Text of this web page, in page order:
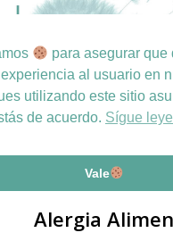
Alergia
para asegurar que
al usuario en
utilizando este sitio
de acuerdo. Sígue
Vale